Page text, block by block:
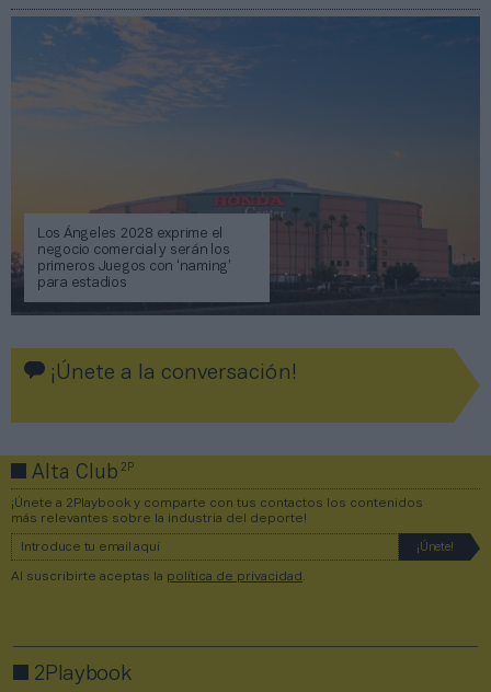
Los Ángeles 2028 exprime el
negocio comercial y serán los
primeros Juegos con ‘naming’
para estadios
¡Únete a la conversación!
Alta Club2P
¡Únete a 2Playbook y comparte con tus contactos los contenidos
más relevantes sobre la industria del deporte!
Al suscribirte aceptas la política de privacidad
2Playbook